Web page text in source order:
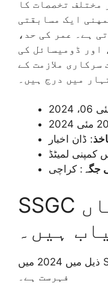
مختلف تخصصات کا
ایک مسابقتی
ہے۔ عمر کی حد،
اور ڈومیسائل کی
سرکاری ملازمت کے
میں درج ہیں۔
2024
: ڈان اخبار
جگہ : کراچی
SSGC میں آسامیاں
ہیں۔
ذیل میں 2024 میں SSGC میں دستیاب عہدوں کی
فہرست ہے۔